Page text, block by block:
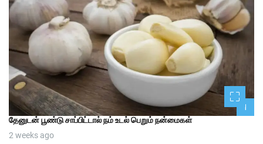
1
தேனுடன் பூண்டு சாப்பிட்டால் நம் உடல் பெறும் நன்மைகள்
2 weeks ago